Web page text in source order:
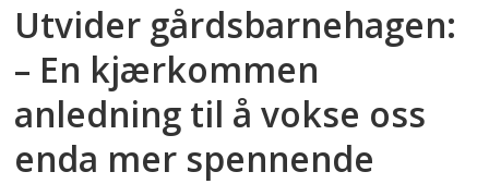
Utvider gårdsbarnehagen:
– En kjærkommen
anledning til å vokse oss
enda mer spennende